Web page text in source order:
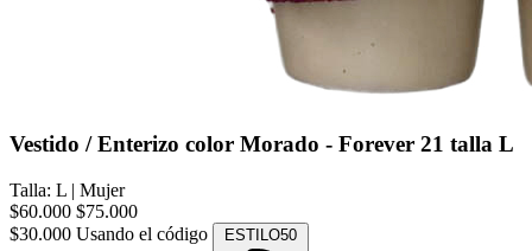
Vestido / Enterizo color Morado - Forever 21 talla L
Talla: L | Mujer
$60.000 $75.000
$30.000 Usando el código ESTILO50